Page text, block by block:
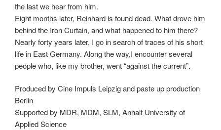
the last we hear from him.
Eight months later, Reinhard is found dead. What drove him
behind the Iron Curtain, and what happened to him there?
Nearly forty years later, I go in search of traces of his short
life in East Germany. Along the way,I encounter several
people who, like my brother, went “against the current”.
Produced by Cine Impuls Leipzig and paste up production
Berlin
Supported by MDR, MDM, SLM, Anhalt University of
Applied Science